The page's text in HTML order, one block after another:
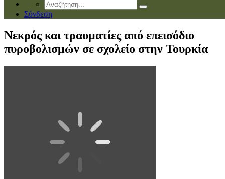
Σύνδεση
Νεκρός και τραυματίες από επεισόδιο
πυροβολισμών σε σχολείο στην Τουρκία